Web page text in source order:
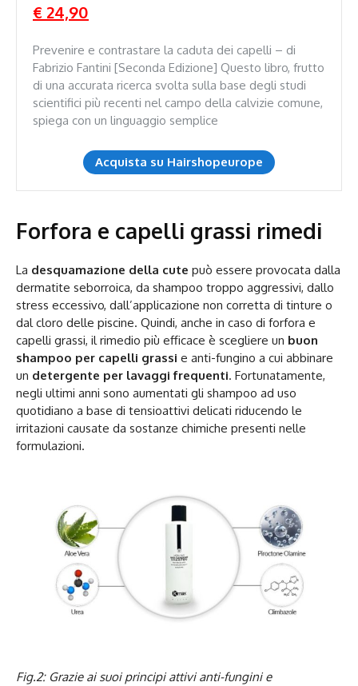
€ 24,90
Prevenire e contrastare la caduta dei capelli – di
Fabrizio Fantini [Seconda Edizione] Questo libro, frutto
di una accurata ricerca svolta sulla base degli studi
scientifici più recenti nel campo della calvizie comune,
spiega con un linguaggio semplice
Acquista su Hairshopeurope
Forfora e capelli grassi rimedi
La desquamazione della cute può essere provocata dalla
dermatite seborroica, da shampoo troppo aggressivi, dallo
stress eccessivo, dall’applicazione non corretta di tinture o
dal cloro delle piscine. Quindi, anche in caso di forfora e
capelli grassi, il rimedio più efficace è scegliere un buon
shampoo per capelli grassi e anti-fungino a cui abbinare
un detergente per lavaggi frequenti. Fortunatamente,
negli ultimi anni sono aumentati gli shampoo ad uso
quotidiano a base di tensioattivi delicati riducendo le
irritazioni causate da sostanze chimiche presenti nelle
formulazioni.
Fig.2: Grazie ai suoi principi attivi anti-fungini e